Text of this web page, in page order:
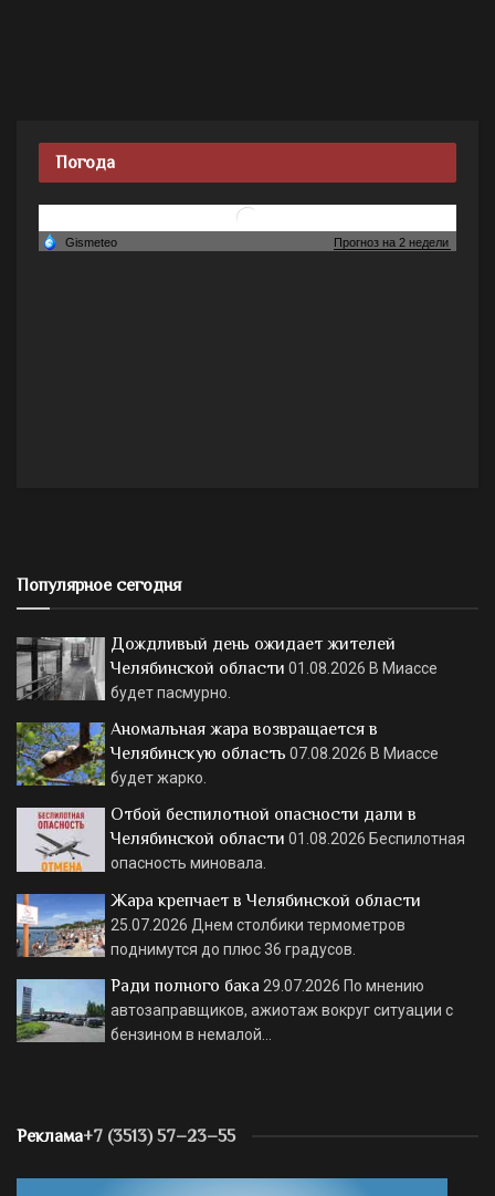
Погода
Популярное сегодня
Дождливый день ожидает жителей
Челябинской области 01.08.2026 В Миассе
будет пасмурно.
Аномальная жара возвращается в
Челябинскую область 07.08.2026 В Миассе
будет жарко.
Отбой беспилотной опасности дали в
Челябинской области 01.08.2026 Беспилотная
опасность миновала.
Жара крепчает в Челябинской области
25.07.2026 Днем столбики термометров
поднимутся до плюс 36 градусов.
Ради полного бака 29.07.2026 По мнению
автозаправщиков, ажиотаж вокруг ситуации с
бензином в немалой…
Реклама+7 (3513) 57–23–55